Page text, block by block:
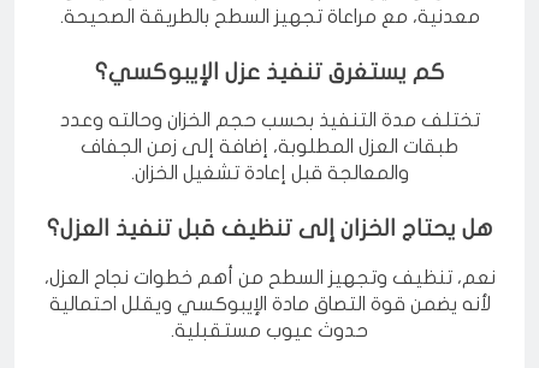
حالتها واختيار النظام المناسب، سواء كانت خرسانية أو
كم يستغرق تنفيذ عزل الإيبوكسي؟
تختلف مدة التنفيذ بحسب حجم الخزان وحالته وعدد
طبقات العزل المطلوبة، إضافة إلى زمن الجفاف
هل يحتاج الخزان إلى تنظيف قبل تنفيذ العزل؟
نعم، تنظيف وتجهيز السطح من أهم خطوات نجاح العزل،
لأنه يضمن قوة التصاق مادة الإيبوكسي ويقلل احتمالية